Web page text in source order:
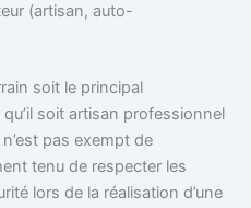
(artisan, auto-
soit le principal
soit artisan professionnel
pas exempt de
tenu de respecter les
lors de la réalisation d’une